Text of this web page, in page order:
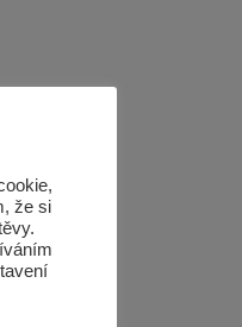
že si